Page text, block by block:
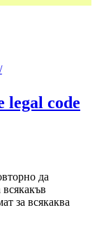
legal code
да
всякакъв
за всякаква